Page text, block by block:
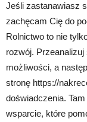
Jeśli zastanawiasz
zachęcam Cię do
Rolnictwo to nie
rozwój.
możliwości, a
stronę https://
doświadczenia.
wsparcie, które